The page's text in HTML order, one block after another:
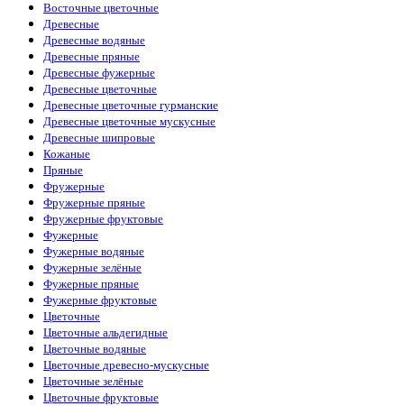
Восточные цветочные
Древесные
Древесные водяные
Древесные пряные
Древесные фужерные
Древесные цветочные
Древесные цветочные гурманские
Древесные цветочные мускусные
Древесные шипровые
Кожаные
Пряные
Фружерные
Фружерные пряные
Фружерные фруктовые
Фужерные
Фужерные водяные
Фужерные зелёные
Фужерные пряные
Фужерные фруктовые
Цветочные
Цветочные альдегидные
Цветочные водяные
Цветочные древесно-мускусные
Цветочные зелёные
Цветочные фруктовые